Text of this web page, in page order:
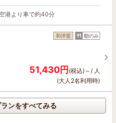
港より車で約40分
和洋室 朝のみ
51,430円(税込)～/ 人
(大人2名利用時)
ンをすべてみる